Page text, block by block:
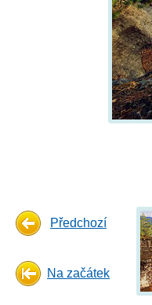
Předchozí
Na začátek